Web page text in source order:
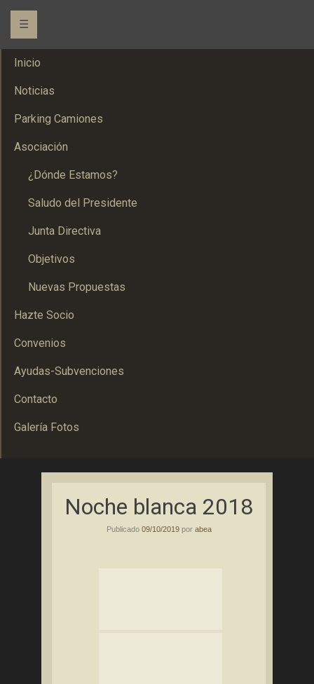
☰
Inicio
Noticias
Parking Camiones
Asociación
¿Dónde Estamos?
Saludo del Presidente
Junta Directiva
Objetivos
Nuevas Propuestas
Hazte Socio
Convenios
Ayudas-Subvenciones
Contacto
Galería Fotos
ABEA
Noche blanca 2018
Publicado 09/10/2019por abea